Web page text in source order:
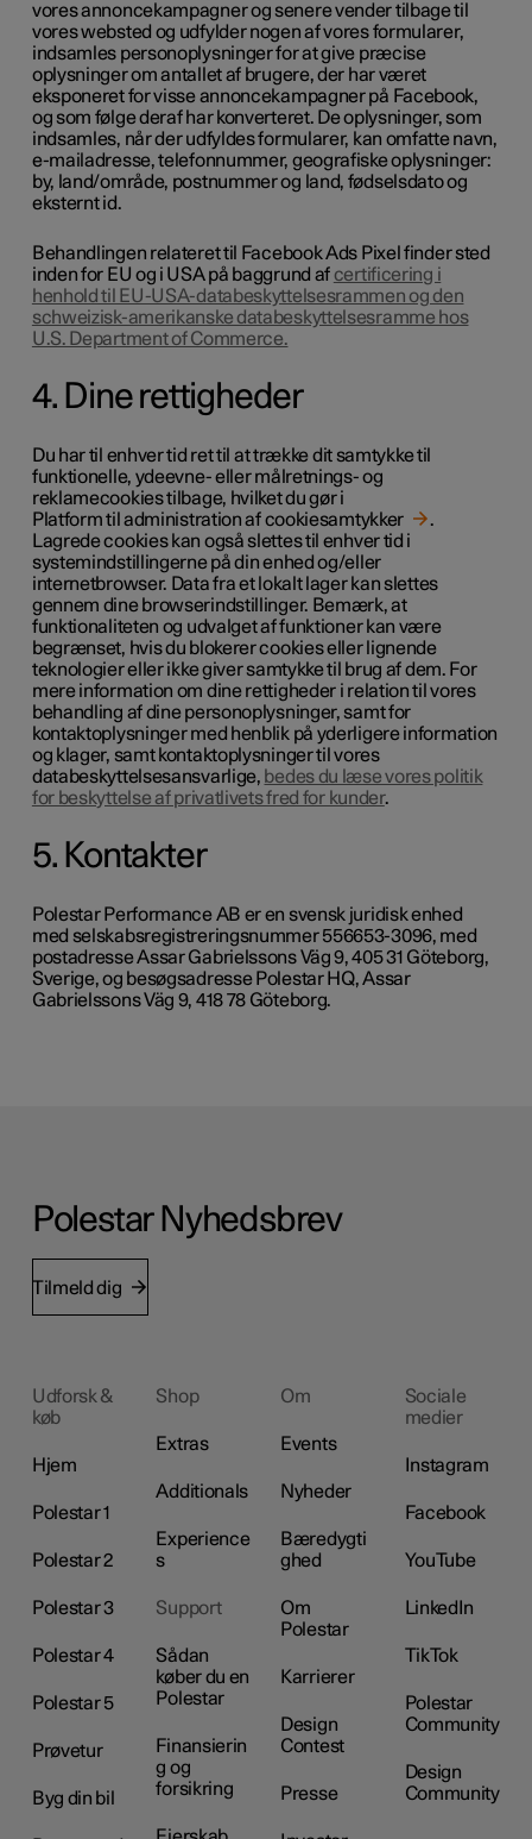
vores annoncekampagner og senere vender tilbage til
vores websted og udfylder nogen af vores formularer,
indsamles personoplysninger for at give præcise
oplysninger om antallet af brugere, der har været
eksponeret for visse annoncekampagner på Facebook,
og som følge deraf har konverteret. De oplysninger, som
indsamles, når der udfyldes formularer, kan omfatte navn,
e-mailadresse, telefonnummer, geografiske oplysninger:
by, land/område, postnummer og land, fødselsdato og
eksternt id.
Behandlingen relateret til Facebook Ads Pixel finder sted
inden for EU og i USA på baggrund afcertificering i
henhold til EU-USA-databeskyttelsesrammen og den
schweizisk-amerikanske databeskyttelsesramme hos
U.S. Department of Commerce.
4. Dine rettigheder
Du har til enhver tid ret til at trække dit samtykke til
funktionelle, ydeevne- eller målretnings- og
reklamecookies tilbage, hvilket du gør i
Platform til administration af cookiesamtykker
.
Lagrede cookies kan også slettes til enhver tid i
systemindstillingerne på din enhed og/eller
internetbrowser. Data fra et lokalt lager kan slettes
gennem dine browserindstillinger. Bemærk, at
funktionaliteten og udvalget af funktioner kan være
begrænset, hvis du blokerer cookies eller lignende
teknologier eller ikke giver samtykke til brug af dem. For
mere information om dine rettigheder i relation til vores
behandling af dine personoplysninger, samt for
kontaktoplysninger med henblik på yderligere information
og klager, samt kontaktoplysninger til vores
databeskyttelsesansvarlige, bedes du læse vores politik
for beskyttelse af privatlivets fred for kunder.
5. Kontakter
Polestar Performance AB er en svensk juridisk enhed
med selskabsregistreringsnummer 556653-3096, med
postadresse Assar Gabrielssons Väg 9, 405 31 Göteborg,
Sverige, og besøgsadresse Polestar HQ, Assar
Gabrielssons Väg 9, 418 78 Göteborg.
Polestar Nyhedsbrev
Tilmeld dig
Udforsk &
køb
Hjem
Polestar 1
Polestar 2
Polestar 3
Polestar 4
Polestar 5
Prøvetur
Byg din bil
Shop
Extras
Additionals
Experience
s
Support
Sådan
køber du en
Polestar
Finansierin
g og
forsikring
Om
Events
Nyheder
Bæredygti
ghed
Om
Polestar
Karrierer
Design
Contest
Presse
Sociale
medier
Instagram
Facebook
YouTube
LinkedIn
TikTok
Polestar
Community
Design
Community